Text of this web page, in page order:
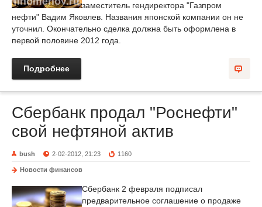
заместитель гендиректора "Газпром
нефти" Вадим Яковлев. Названия японской компании он не
уточнил. Окончательно сделка должна быть оформлена в
первой половине 2012 года.
Подробнее
Сбербанк продал "Роснефти"
свой нефтяной актив
bush 2-02-2012, 21:23 1160
Новости финансов
Сбербанк 2 февраля подписал
предварительное соглашение о продаже